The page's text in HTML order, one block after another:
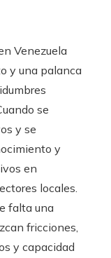
Venezuela
y una palanca
se
y se
y
en
locales.
falta una
fricciones,
y capacidad